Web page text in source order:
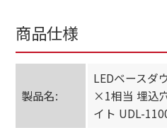
商品仕様
製品名:
LEDベースダ
×1相当 埋込
イト UDL-